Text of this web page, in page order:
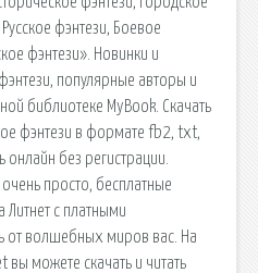
фэнтези, Боевое
фэнтези». Новинки и
популярные авторы и
библиотеке MyBook. Скачать
фэнтези в формате fb2, txt,
без регистрации.
просто, бесплатные
Литнет с платными
от волшебных миров вас. На
вы можете скачать и читать